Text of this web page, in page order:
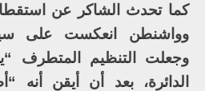
كما تحدث الشاكر عن
وواشنطن انعكست على سير
وجعلت التنظيم المتطرف
الدائرة، بعد أن أيقن